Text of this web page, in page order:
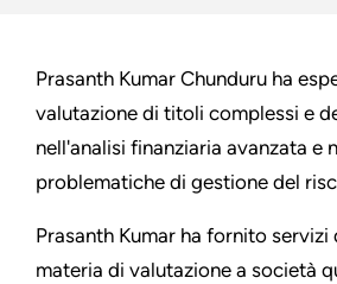
Prasanth Kumar Chunduru ha
valutazione di titoli complessi e
nell'analisi finanziaria avanzata e
problematiche di gestione del
Prasanth Kumar ha fornito servizi
materia di valutazione a società